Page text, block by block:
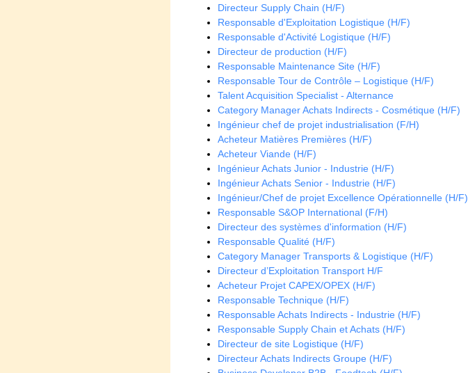
Directeur Supply Chain (H/F)
Responsable d'Exploitation Logistique (H/F)
Responsable d'Activité Logistique (H/F)
Directeur de production (H/F)
Responsable Maintenance Site (H/F)
Responsable Tour de Contrôle – Logistique (H/F)
Talent Acquisition Specialist - Alternance
Category Manager Achats Indirects - Cosmétique (H/F)
Ingénieur chef de projet industrialisation (F/H)
Acheteur Matières Premières (H/F)
Acheteur Viande (H/F)
Ingénieur Achats Junior - Industrie (H/F)
Ingénieur Achats Senior - Industrie (H/F)
Ingénieur/Chef de projet Excellence Opérationnelle (H/F)
Responsable S&OP International (F/H)
Directeur des systèmes d'information (H/F)
Responsable Qualité (H/F)
Category Manager Transports & Logistique (H/F)
Directeur d’Exploitation Transport H/F
Acheteur Projet CAPEX/OPEX (H/F)
Responsable Technique (H/F)
Responsable Achats Indirects - Industrie (H/F)
Responsable Supply Chain et Achats (H/F)
Directeur de site Logistique (H/F)
Directeur Achats Indirects Groupe (H/F)